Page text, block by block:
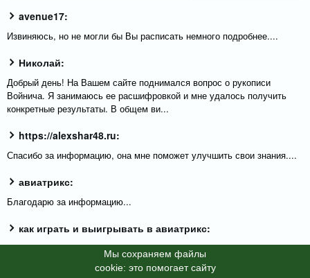
Мы cохраняем файлы
cookie: это помогает сайту
avenue17:
Извиняюсь, но не могли бы Вы расписать немного подробнее....
Николай:
Добрый день! На Вашем сайте поднимался вопрос о рукописи
Войнича. Я занимаюсь ее расшифровкой и мне удалось получить
конкретные результаты. В общем ви...
https://alexshar48.ru:
Спасибо за информацию, она мне поможет улучшить свои знания....
авиатрикс:
Благодарю за информацию...
как играть и выигрывать в авиатрикс:
Большое спасибо за полезную и актуальную информацию....